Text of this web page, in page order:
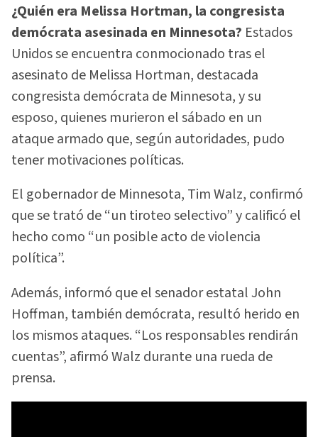
¿Quién era Melissa Hortman, la congresista
demócrata asesinada en Minnesota? Estados
Unidos se encuentra conmocionado tras el
asesinato de Melissa Hortman, destacada
congresista demócrata de Minnesota, y su
esposo, quienes murieron el sábado en un
ataque armado que, según autoridades, pudo
tener motivaciones políticas.
El gobernador de Minnesota, Tim Walz, confirmó
que se trató de “un tiroteo selectivo” y calificó el
hecho como “un posible acto de violencia
política”.
Además, informó que el senador estatal John
Hoffman, también demócrata, resultó herido en
los mismos ataques. “Los responsables rendirán
cuentas”, afirmó Walz durante una rueda de
prensa.